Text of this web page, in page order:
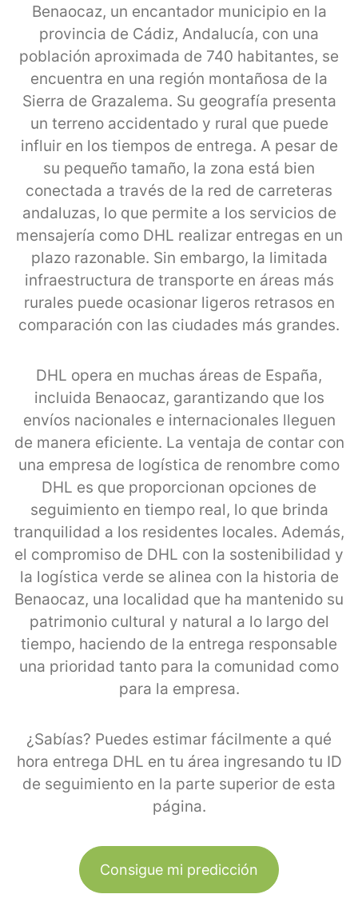
Benaocaz, un encantador municipio en la
provincia de Cádiz, Andalucía, con una
población aproximada de 740 habitantes, se
encuentra en una región montañosa de la
Sierra de Grazalema. Su geografía presenta
un terreno accidentado y rural que puede
influir en los tiempos de entrega. A pesar de
su pequeño tamaño, la zona está bien
conectada a través de la red de carreteras
andaluzas, lo que permite a los servicios de
mensajería como DHL realizar entregas en un
plazo razonable. Sin embargo, la limitada
infraestructura de transporte en áreas más
rurales puede ocasionar ligeros retrasos en
comparación con las ciudades más grandes.
DHL opera en muchas áreas de España,
incluida Benaocaz, garantizando que los
envíos nacionales e internacionales lleguen
de manera eficiente. La ventaja de contar con
una empresa de logística de renombre como
DHL es que proporcionan opciones de
seguimiento en tiempo real, lo que brinda
tranquilidad a los residentes locales. Además,
el compromiso de DHL con la sostenibilidad y
la logística verde se alinea con la historia de
Benaocaz, una localidad que ha mantenido su
patrimonio cultural y natural a lo largo del
tiempo, haciendo de la entrega responsable
una prioridad tanto para la comunidad como
para la empresa.
¿Sabías? Puedes estimar fácilmente a qué
hora entrega DHL en tu área ingresando tu ID
de seguimiento en la parte superior de esta
página.
Consigue mi predicción